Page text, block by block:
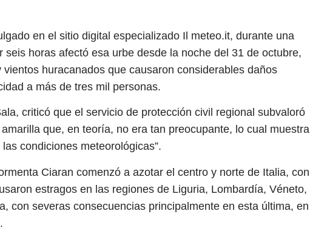
en el sitio digital especializado Il meteo.it, durante una
seis horas afectó esa urbe desde la noche del 31 de octubre,
huracanados que causaron considerables daños
a más de tres mil personas.
criticó que el servicio de protección civil regional subvaloró
que, en teoría, no era tan preocupante, lo cual muestra
condiciones meteorológicas”.
Ciaran comenzó a azotar el centro y norte de Italia, con
estragos en las regiones de Liguria, Lombardía, Véneto,
con severas consecuencias principalmente en esta última, en